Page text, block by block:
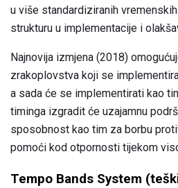
u više standardiziranih
strukturu u implementacije i
Najnovija izmjena (2018)
zrakoplovstva koji se
a sada će se implementirati kao
timinga izgradit će uzajamnu
sposobnost kao tim za borbu
pomoći kod otpornosti tijekom
Tempo Bands System